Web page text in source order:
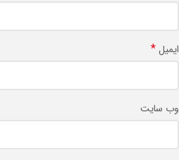
ایمیل*
وب‌ سایت